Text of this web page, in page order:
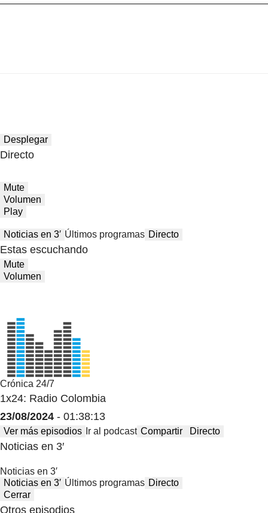
Desplegar
Directo
Mute
Volumen
Play
Noticias en 3′ Últimos programas Directo
Estas escuchando
Mute
Volumen
Crónica 24/7
1x24: Radio Colombia
23/08/2024 - 01:38:13
Ver más episodios Ir al podcast Compartir Directo
Noticias en 3′
Noticias en 3′
Noticias en 3′ Últimos programas Directo
Cerrar
Otros episodios